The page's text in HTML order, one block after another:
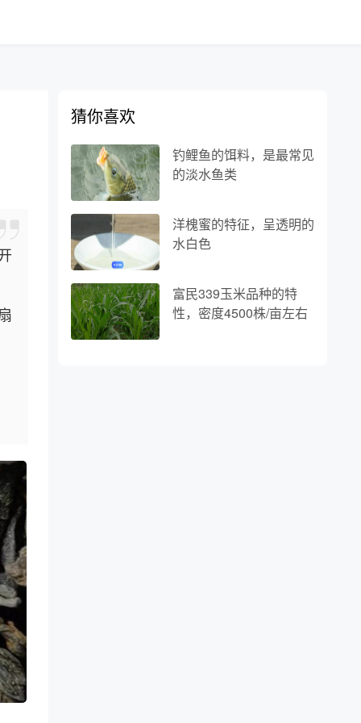
猜你喜欢
钓鲤鱼的饵料，是最常见
的淡水鱼类
洋槐蜜的特征，呈透明的
水白色
富民339玉米品种的特
性，密度4500株/亩左右